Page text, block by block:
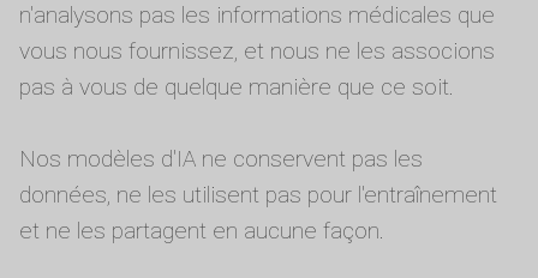
n'analysons pas les informations médicales que
vous nous fournissez, et nous ne les associons
pas à vous de quelque manière que ce soit.
Nos modèles d'IA ne conservent pas les
données, ne les utilisent pas pour l'entraînement
et ne les partagent en aucune façon.